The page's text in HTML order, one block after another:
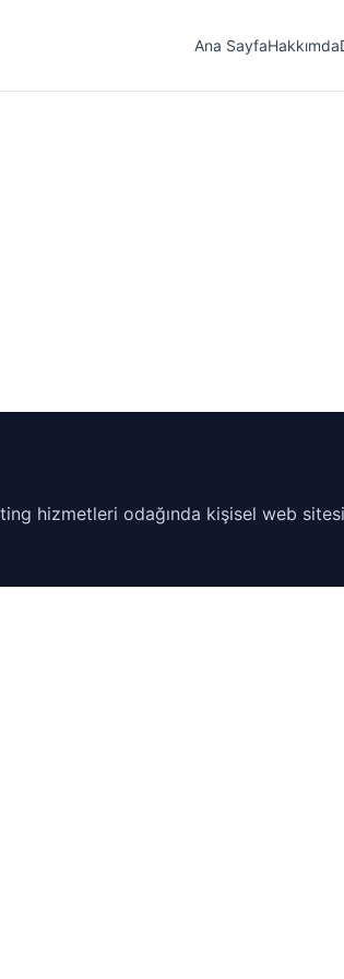
Ana SayfaHakkımda
hizmetleri odağında kişisel web